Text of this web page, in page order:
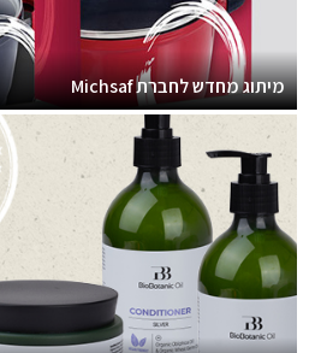
מיתוג מחדש לחברת Michsaf